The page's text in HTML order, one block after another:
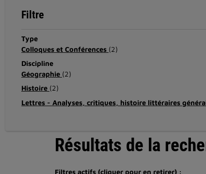
Filtre
Type
Colloques et Conférences (2)
Discipline
Géographie (2)
Histoire (2)
Lettres - Analyses, critiques, histoire littéraires
Résultats de la
Filtres actifs (cliquer pour en retirer) :